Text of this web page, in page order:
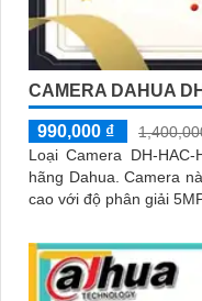
CAMERA DAHUA
990,000 ₫
Loại Camera DH-
hãng Dahua. Camera này được thiết kế để cung cấp hình ảnh chất lượng
cao với độ phân giải